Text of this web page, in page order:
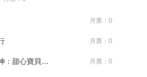
月票：0
月票：0
惡魔男神：甜心寶貝快投降 月票：0